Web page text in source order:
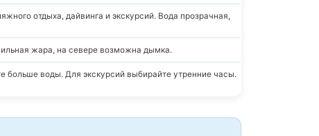
отдыха, дайвинга и экскурсий. Вода прозрачная,
жара, на севере возможна дымка.
больше воды. Для экскурсий выбирайте утренние часы.